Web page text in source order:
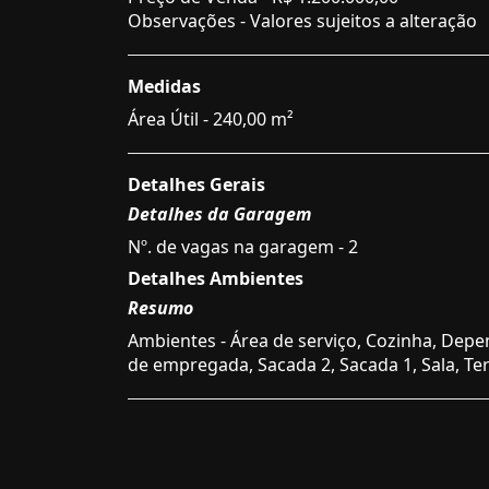
Observações - Valores sujeitos a alteração
Medidas
Área Útil - 240,00 m²
Detalhes Gerais
Detalhes da Garagem
Nº. de vagas na garagem - 2
Detalhes Ambientes
Resumo
Ambientes - Área de serviço, Cozinha,
de empregada, Sacada 2, Sacada 1, Sala,